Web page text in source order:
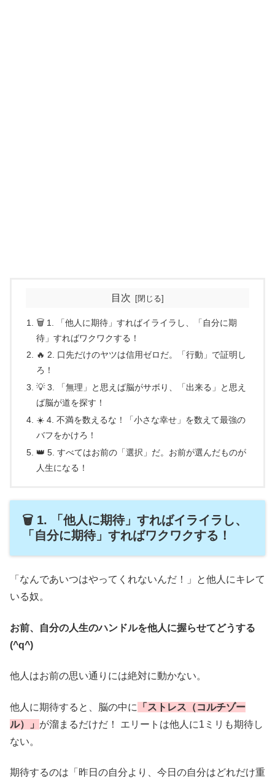
目次
🗑️ 1. 「他人に期待」すればイライラし、「自分に期
待」すればワクワクする！
🔥 2. 口先だけのヤツは信用ゼロだ。「行動」で証明し
ろ！
💡 3. 「無理」と思えば脳がサボり、「出来る」と思え
ば脳が道を探す！
☀️ 4. 不満を数えるな！「小さな幸せ」を数えて最強の
バフをかけろ！
👑 5. すべてはお前の「選択」だ。お前が選んだものが
人生になる！
🗑️ 1. 「他人に期待」すればイライラし、
「自分に期待」すればワクワクする！
「なんであいつはやってくれないんだ！」と他人にキレて
いる奴。
お前、自分の人生のハンドルを他人に握らせてどうする
(^q^)
他人はお前の思い通りには絶対に動かない。
他人に期待すると、脳の中に
「ストレス（コルチゾー
ル）」 が溜まるだけだ！ エリートは他人に1ミリも期待し
ない。
期待するのは「昨日の自分より、今日の自分はどれだけ重